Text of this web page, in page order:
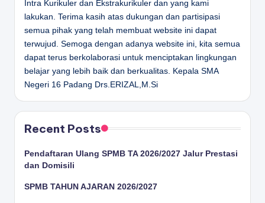
Intra Kurikuler dan Ekstrakurikuler dan yang kami
lakukan. Terima kasih atas dukungan dan partisipasi
semua pihak yang telah membuat website ini dapat
terwujud. Semoga dengan adanya website ini, kita semua
dapat terus berkolaborasi untuk menciptakan lingkungan
belajar yang lebih baik dan berkualitas. Kepala SMA
Negeri 16 Padang Drs.ERIZAL,M.Si
Recent Posts
Pendaftaran Ulang SPMB TA 2026/2027 Jalur Prestasi
dan Domisili
SPMB TAHUN AJARAN 2026/2027